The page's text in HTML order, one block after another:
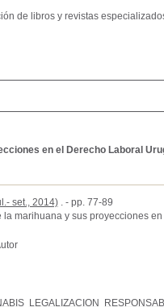
en el Derecho Laboral
set., 2014). - pp. 77-89
la marihuana y sus proyecciones
LEGALIZACION
de libros y revistas